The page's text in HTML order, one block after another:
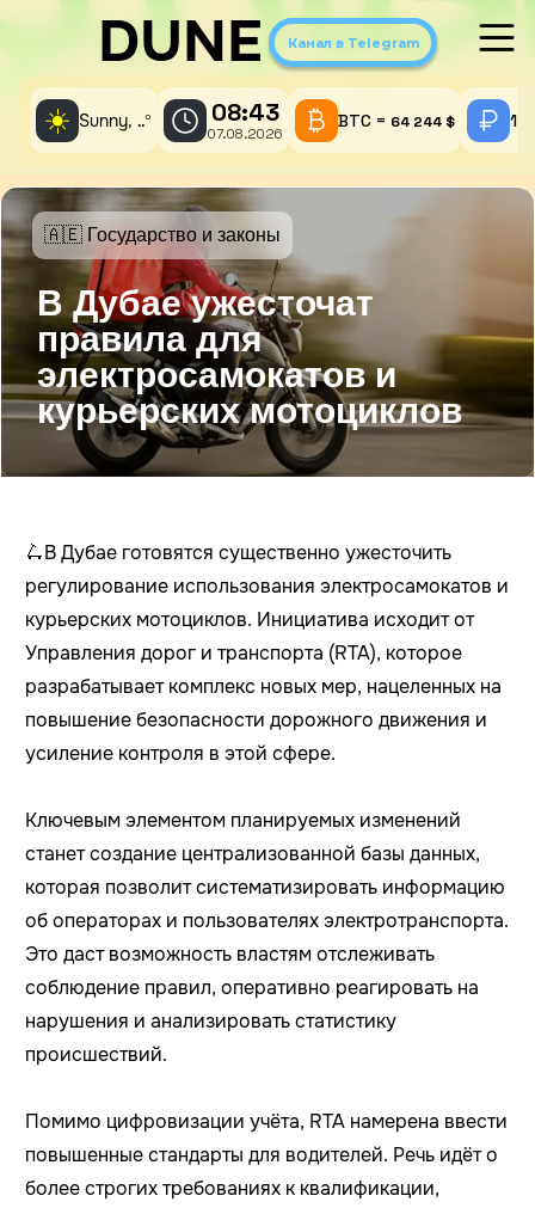
DUNE Канал в Telegram
☀️ Sunny, ..° 08:43
07.08.2026
BTC = 64 244 $ 1
В Дубае ужесточат
правила для
электросамокатов и
курьерских мотоциклов
🇦🇪 Государство и законы
🛴В Дубае готовятся существенно ужесточить
регулирование использования электросамокатов и
курьерских мотоциклов. Инициатива исходит от
Управления дорог и транспорта (RTA), которое
разрабатывает комплекс новых мер, нацеленных на
повышение безопасности дорожного движения и
усиление контроля в этой сфере.
Ключевым элементом планируемых изменений
станет создание централизованной базы данных,
которая позволит систематизировать информацию
об операторах и пользователях электротранспорта.
Это даст возможность властям отслеживать
соблюдение правил, оперативно реагировать на
нарушения и анализировать статистику
происшествий.
Помимо цифровизации учёта, RTA намерена ввести
повышенные стандарты для водителей. Речь идёт о
более строгих требованиях к квалификации,